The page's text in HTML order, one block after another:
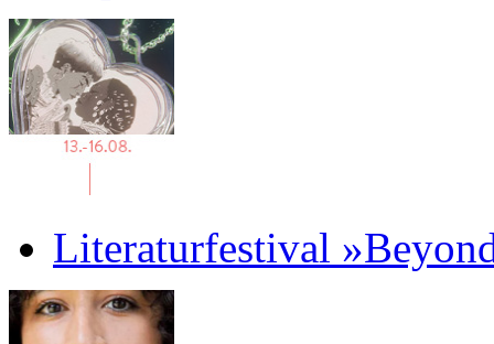
Literaturfestival